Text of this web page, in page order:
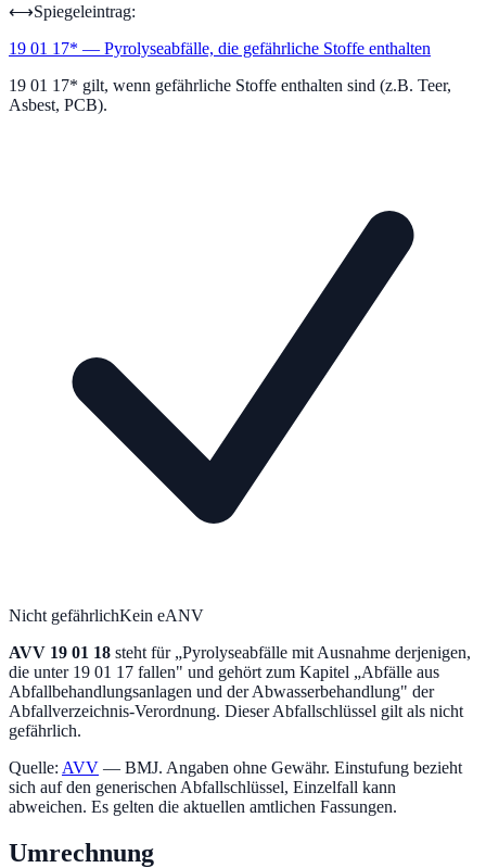
⟷Spiegeleintrag:
19 01 17* — Pyrolyseabfälle, die gefährliche Stoffe enthalten
19 01 17* gilt, wenn gefährliche Stoffe enthalten sind (z.B. Teer,
Asbest, PCB).
Nicht gefährlichKein eANV
AVV 19 01 18 steht für „Pyrolyseabfälle mit Ausnahme derjenigen,
die unter 19 01 17 fallen" und gehört zum Kapitel „Abfälle aus
Abfallbehandlungsanlagen und der Abwasserbehandlung" der
Abfallverzeichnis-Verordnung. Dieser Abfallschlüssel gilt als nicht
gefährlich.
Quelle: AVV — BMJ. Angaben ohne Gewähr. Einstufung bezieht
sich auf den generischen Abfallschlüssel, Einzelfall kann
abweichen. Es gelten die aktuellen amtlichen Fassungen.
Umrechnung